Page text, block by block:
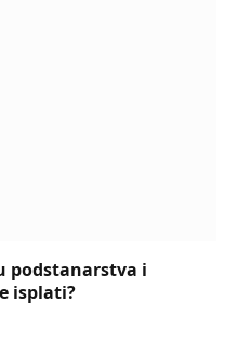
podstanarstva i
isplati?